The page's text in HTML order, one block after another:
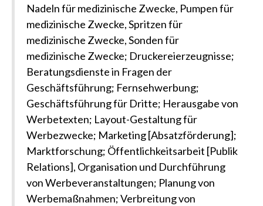
Nadeln für medizinische Zwecke, Pumpen für
medizinische Zwecke, Spritzen für
medizinische Zwecke, Sonden für
medizinische Zwecke; Druckereierzeugnisse;
Beratungsdienste in Fragen der
Geschäftsführung; Fernsehwerbung;
Geschäftsführung für Dritte; Herausgabe von
Werbetexten; Layout-Gestaltung für
Werbezwecke; Marketing [Absatzförderung];
Marktforschung; Öffentlichkeitsarbeit [Publik
Relations], Organisation und Durchführung
von Werbeveranstaltungen; Planung von
Werbemaßnahmen; Verbreitung von